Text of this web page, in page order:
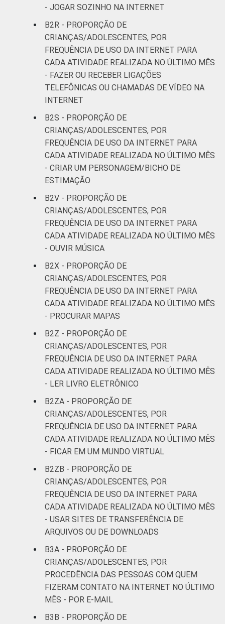
- JOGAR SOZINHO NA INTERNET
B2R - PROPORÇÃO DE
CRIANÇAS/ADOLESCENTES, POR
FREQUÊNCIA DE USO DA INTERNET PARA
CADA ATIVIDADE REALIZADA NO ÚLTIMO MÊS
- FAZER OU RECEBER LIGAÇÕES
TELEFÔNICAS OU CHAMADAS DE VÍDEO NA
INTERNET
B2S - PROPORÇÃO DE
CRIANÇAS/ADOLESCENTES, POR
FREQUÊNCIA DE USO DA INTERNET PARA
CADA ATIVIDADE REALIZADA NO ÚLTIMO MÊS
- CRIAR UM PERSONAGEM/BICHO DE
ESTIMAÇÃO
B2V - PROPORÇÃO DE
CRIANÇAS/ADOLESCENTES, POR
FREQUÊNCIA DE USO DA INTERNET PARA
CADA ATIVIDADE REALIZADA NO ÚLTIMO MÊS
- OUVIR MÚSICA
B2X - PROPORÇÃO DE
CRIANÇAS/ADOLESCENTES, POR
FREQUÊNCIA DE USO DA INTERNET PARA
CADA ATIVIDADE REALIZADA NO ÚLTIMO MÊS
- PROCURAR MAPAS
B2Z - PROPORÇÃO DE
CRIANÇAS/ADOLESCENTES, POR
FREQUÊNCIA DE USO DA INTERNET PARA
CADA ATIVIDADE REALIZADA NO ÚLTIMO MÊS
- LER LIVRO ELETRÔNICO
B2ZA - PROPORÇÃO DE
CRIANÇAS/ADOLESCENTES, POR
FREQUÊNCIA DE USO DA INTERNET PARA
CADA ATIVIDADE REALIZADA NO ÚLTIMO MÊS
- FICAR EM UM MUNDO VIRTUAL
B2ZB - PROPORÇÃO DE
CRIANÇAS/ADOLESCENTES, POR
FREQUÊNCIA DE USO DA INTERNET PARA
CADA ATIVIDADE REALIZADA NO ÚLTIMO MÊS
- USAR SITES DE TRANSFERÊNCIA DE
ARQUIVOS OU DE DOWNLOADS
B3A - PROPORÇÃO DE
CRIANÇAS/ADOLESCENTES, POR
PROCEDÊNCIA DAS PESSOAS COM QUEM
FIZERAM CONTATO NA INTERNET NO ÚLTIMO
MÊS - POR E-MAIL
B3B - PROPORÇÃO DE